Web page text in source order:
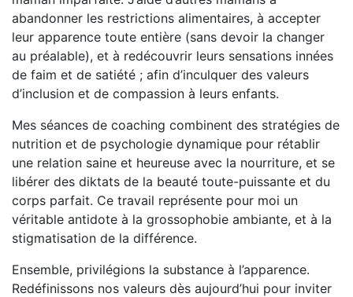
abandonner les restrictions alimentaires, à accepter
leur apparence toute entière (sans devoir la changer
au préalable), et à redécouvrir leurs sensations innées
de faim et de satiété ; afin d’inculquer des valeurs
d’inclusion et de compassion à leurs enfants.
Mes séances de coaching combinent des stratégies de
nutrition et de psychologie dynamique pour rétablir
une relation saine et heureuse avec la nourriture, et se
libérer des diktats de la beauté toute-puissante et du
corps parfait. Ce travail représente pour moi un
véritable antidote à la grossophobie ambiante, et à la
stigmatisation de la différence.
Ensemble, privilégions la substance à l’apparence.
Redéfinissons nos valeurs dès aujourd’hui pour inviter